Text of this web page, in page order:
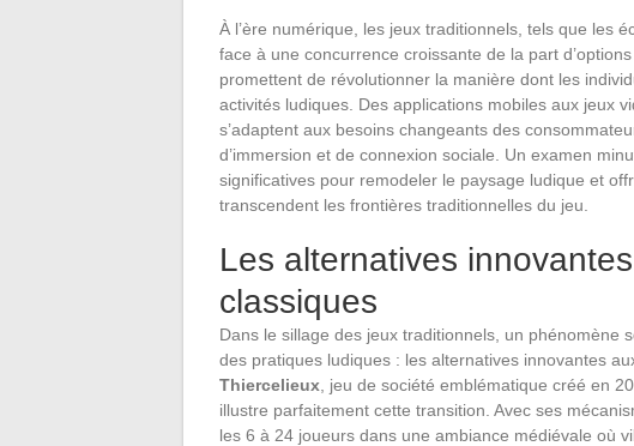
À l’ère numérique, les jeux traditionnels, tels que les
face à une concurrence croissante de la part
promettent de révolutionner la manière dont les
activités ludiques. Des applications mobiles aux jeux
s’adaptent aux besoins changeants des
d’immersion et de connexion sociale. Un examen
significatives pour remodeler le paysage ludique et
transcendent les frontières traditionnelles du jeu.
Les alternatives
classiques
Dans le sillage des jeux traditionnels, un phénomène
des pratiques ludiques : les alternatives innovantes
Thiercelieux , jeu de société emblématique créé en
illustre parfaitement cette transition. Avec ses
les 6 à 24 joueurs dans une ambiance médiévale où